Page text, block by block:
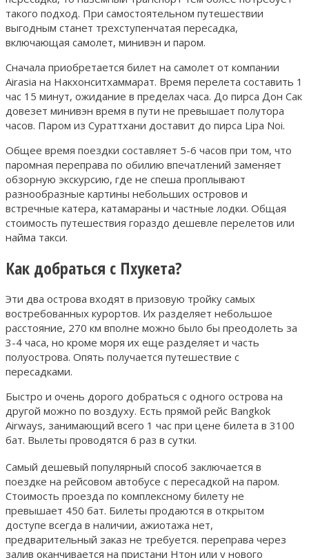
такого подход. При самостоятельном путешествии
выгодным станет трехступенчатая пересадка,
включающая самолет, минивэн и паром.
Сначала приобретается билет на самолет от компании
Airasia на Накхонситхаммарат. Время перелета составить 1
час 15 минут, ожидание в пределах часа. До пирса Дон Сак
довезет минивэн время в пути не превышает полутора
часов. Паром из Сураттхани доставит до пирса Lipa Noi.
Общее время поездки составляет 5-6 часов при том, что
паромная переправа по обилию впечатлений заменяет
обзорную экскурсию, где не спеша проплывают
разнообразные картины небольших островов и
встречные катера, катамараны и частные лодки. Общая
стоимость путешествия гораздо дешевле перелетов или
найма такси.
Как добраться с Пхукета?
Эти два острова входят в призовую тройку самых
востребованных курортов. Их разделяет небольшое
расстояние, 270 км вполне можно было бы преодолеть за
3-4 часа, но кроме моря их еще разделяет и часть
полуострова. Опять получается путешествие с
пересадками.
Быстро и очень дорого добраться с одного острова на
другой можно по воздуху. Есть прямой рейс Bangkok
Airways, занимающий всего 1 час при цене билета в 3100
бат. Вылеты проводятся 6 раз в сутки.
Самый дешевый популярный способ заключается в
поездке на рейсовом автобусе с пересадкой на паром.
Стоимость проезда по комплексному билету не
превышает 450 бат. Билеты продаются в открытом
доступе всегда в наличии, ажиотажа нет,
предварительный заказ не требуется. переправа через
залив оканчивается на пристани Нтон или у нового